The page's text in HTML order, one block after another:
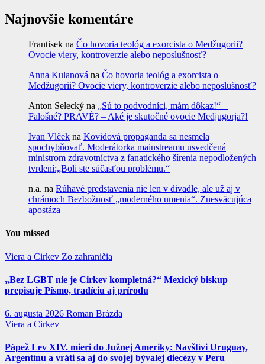
Najnovšie komentáre
Frantisek na Čo hovoria teológ a exorcista o Medžugorii?
Ovocie viery, kontroverzie alebo neposlušnosť?
Anna Kulanová na Čo hovoria teológ a exorcista o
Medžugorii? Ovocie viery, kontroverzie alebo neposlušnosť?
Anton Selecký na „Sú to podvodníci, mám dôkaz!“ –
Falošné? PRAVÉ? – Aké je skutočné ovocie Medjugorja?!
Ivan Vlček na Kovidová propaganda sa nesmela
spochybňovať. Moderátorka mainstreamu usvedčená
ministrom zdravotníctva z fanatického šírenia nepodložených
tvrdení:„Boli ste súčasťou problému.“
n.a. na Rúhavé predstavenia nie len v divadle, ale už aj v
chrámoch Bezbožnosť „moderného umenia“. Znesväcujúca
apostáza
You missed
Viera a Cirkev Zo zahraničia
„Bez LGBT nie je Cirkev kompletná?“ Mexický biskup
prepisuje Písmo, tradíciu aj prírodu
6. augusta 2026 Roman Brázda
Viera a Cirkev
Pápež Lev XIV. mieri do Južnej Ameriky: Navštívi Uruguay,
Argentínu a vráti sa aj do svojej bývalej diecézy v Peru